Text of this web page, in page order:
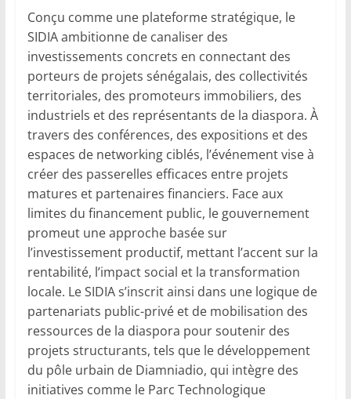
Conçu comme une plateforme stratégique, le
SIDIA ambitionne de canaliser des
investissements concrets en connectant des
porteurs de projets sénégalais, des collectivités
territoriales, des promoteurs immobiliers, des
industriels et des représentants de la diaspora. À
travers des conférences, des expositions et des
espaces de networking ciblés, l’événement vise à
créer des passerelles efficaces entre projets
matures et partenaires financiers. Face aux
limites du financement public, le gouvernement
promeut une approche basée sur
l’investissement productif, mettant l’accent sur la
rentabilité, l’impact social et la transformation
locale. Le SIDIA s’inscrit ainsi dans une logique de
partenariats public-privé et de mobilisation des
ressources de la diaspora pour soutenir des
projets structurants, tels que le développement
du pôle urbain de Diamniadio, qui intègre des
initiatives comme le Parc Technologique